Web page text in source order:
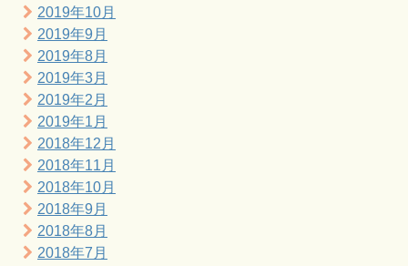
2019年10月
2019年9月
2019年8月
2019年3月
2019年2月
2019年1月
2018年12月
2018年11月
2018年10月
2018年9月
2018年8月
2018年7月